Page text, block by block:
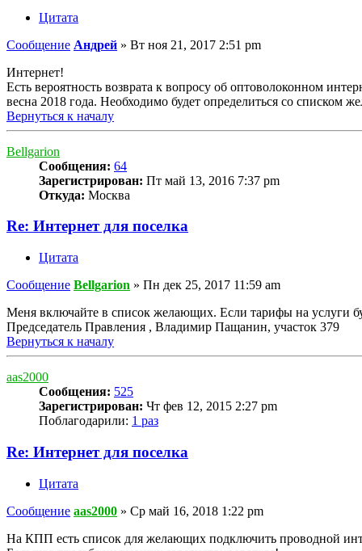
Цитата
Сообщение Андрей » Вт ноя 21, 2017 2:51 pm
Интернет!
Есть вероятность возврата к вопросу об оптоволоконном
весна 2018 года. Необходимо будет определиться со списком
Вернуться к началу
Bellgarion
Сообщения: 64
Зарегистрирован: Пт май 13, 2016 7:37 pm
Откуда: Москва
Re: Интернет для поселка
Цитата
Сообщение Bellgarion » Пн дек 25, 2017 11:59 am
Меня включайте в список желающих. Если тарифы на услуги
Председатель Правления , Владимир Пащанин, участок 379
Вернуться к началу
aas2000
Сообщения: 525
Зарегистрирован: Чт фев 12, 2015 2:27 pm
Поблагодарили: 1 раз
Re: Интернет для поселка
Цитата
Сообщение aas2000 » Ср май 16, 2018 1:22 pm
На КПП есть список для желающих подключить проводной